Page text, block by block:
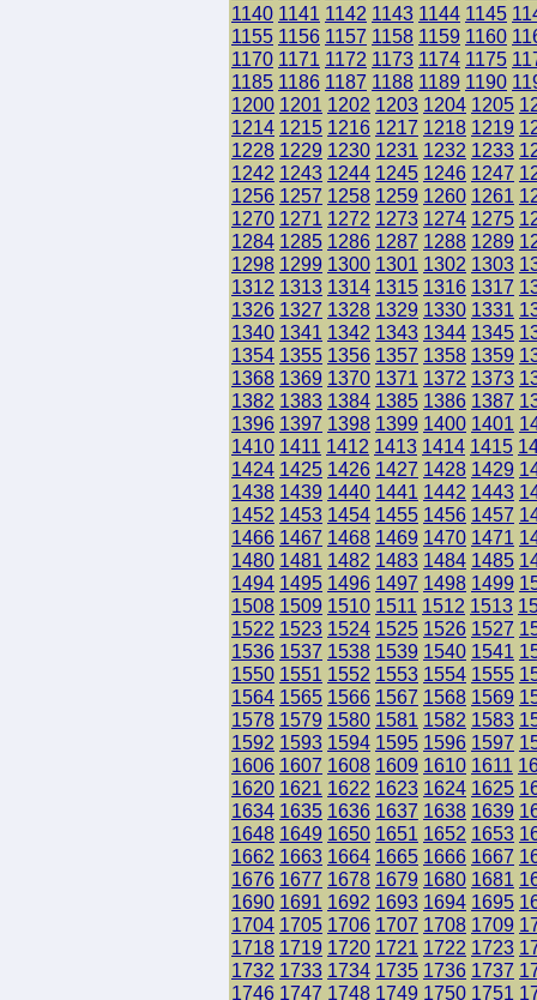
1140 1141 1142 1143 1144 1145
1155 1156 1157 1158 1159 1160
1170 1171 1172 1173 1174 1175
1185 1186 1187 1188 1189 1190
1200 1201 1202 1203 1204 1205
1214 1215 1216 1217 1218 1219
1228 1229 1230 1231 1232 1233
1242 1243 1244 1245 1246 1247
1256 1257 1258 1259 1260 1261
1270 1271 1272 1273 1274 1275
1284 1285 1286 1287 1288 1289
1298 1299 1300 1301 1302 1303
1312 1313 1314 1315 1316 1317
1326 1327 1328 1329 1330 1331
1340 1341 1342 1343 1344 1345
1354 1355 1356 1357 1358 1359
1368 1369 1370 1371 1372 1373
1382 1383 1384 1385 1386 1387
1396 1397 1398 1399 1400 1401
1410 1411 1412 1413 1414 1415
1424 1425 1426 1427 1428 1429
1438 1439 1440 1441 1442 1443
1452 1453 1454 1455 1456 1457
1466 1467 1468 1469 1470 1471
1480 1481 1482 1483 1484 1485
1494 1495 1496 1497 1498 1499
1508 1509 1510 1511 1512 1513
1522 1523 1524 1525 1526 1527
1536 1537 1538 1539 1540 1541
1550 1551 1552 1553 1554 1555
1564 1565 1566 1567 1568 1569
1578 1579 1580 1581 1582 1583
1592 1593 1594 1595 1596 1597
1606 1607 1608 1609 1610 1611
1620 1621 1622 1623 1624 1625
1634 1635 1636 1637 1638 1639
1648 1649 1650 1651 1652 1653
1662 1663 1664 1665 1666 1667
1676 1677 1678 1679 1680 1681
1690 1691 1692 1693 1694 1695
1704 1705 1706 1707 1708 1709
1718 1719 1720 1721 1722 1723
1732 1733 1734 1735 1736 1737
1746 1747 1748 1749 1750 1751